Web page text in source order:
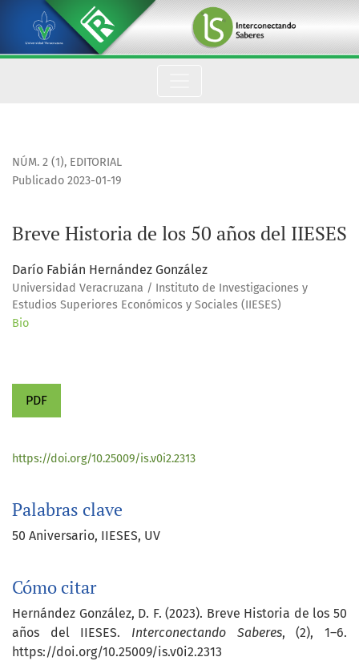
Breve Historia de los 50 años del IIESES
NÚM. 2 (1), EDITORIAL
Breve Historia de los 50 años del IIESES
Publicado 2023-01-19
Darío Fabián Hernández González
Universidad Veracruzana / Instituto de Investigaciones y
Estudios Superiores Económicos y Sociales (IIESES)
Bio
PDF
Palabras clave
50 Aniversario IIESES UV
Cómo citar
Hernández González, D. F. (2023). Breve Historia de los 50
años del IIESES. Interconectando Saberes, (2), 1–6.
https://doi.org/10.25009/is.v0i2.2313
https://doi.org/10.25009/is.v0i2.2313